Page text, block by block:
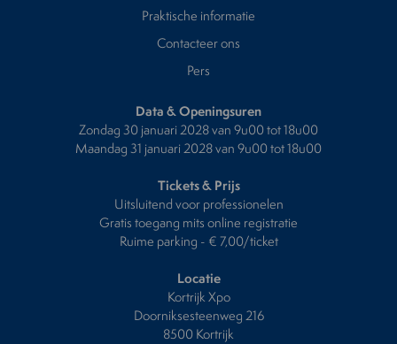
Praktische informatie
Contacteer ons
Pers
Data & Openingsuren
Zondag 30 januari 2028 van 9u00 tot 18u00
Maandag 31 januari 2028 van 9u00 tot 18u00
Tickets & Prijs
Uitsluitend voor professionelen
Gratis toegang mits online registratie
Ruime parking - € 7,00/ticket
Locatie
Kortrijk Xpo
Doorniksesteenweg 216
8500 Kortrijk